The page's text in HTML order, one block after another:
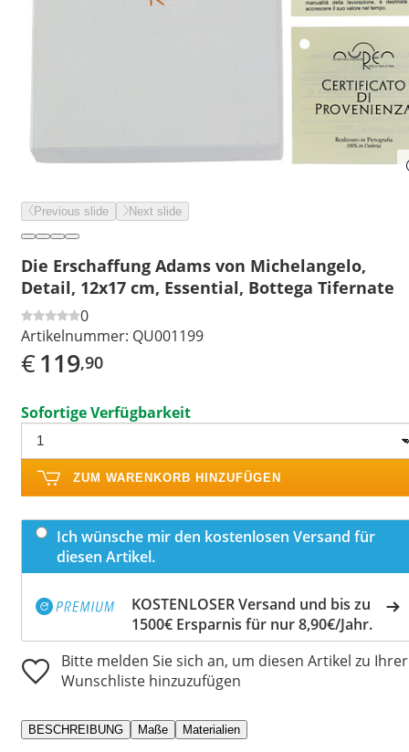
Previous slide Next slide
Die Erschaffung Adams von Michelangelo,
Detail, 12x17 cm, Essential, Bottega Tifernate
0
Artikelnummer: QU001199
€119,90
Sofortige Verfügbarkeit
ZUM WARENKORB HINZUFÜGEN
Ich wünsche mir den kostenlosen Versand für
diesen Artikel.
KOSTENLOSER Versand und bis zu
1500€ Ersparnis für nur 8,90€/Jahr.
Bitte melden Sie sich an, um diesen Artikel zu Ihrer
Wunschliste hinzuzufügen
BESCHREIBUNG Maße Materialien